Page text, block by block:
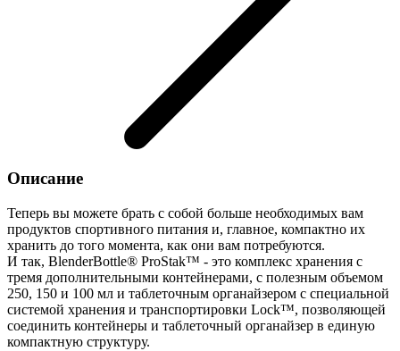
Описание
Теперь вы можете брать с собой больше необходимых вам
продуктов спортивного питания и, главное, компактно их
хранить до того момента, как они вам потребуются.
И так, BlenderBottle® ProStak™ - это комплекс хранения с
тремя дополнительными контейнерами, с полезным объемом
250, 150 и 100 мл и таблеточным органайзером с специальной
системой хранения и транспортировки Lock™, позволяющей
соединить контейнеры и таблеточный органайзер в единую
компактную структуру.